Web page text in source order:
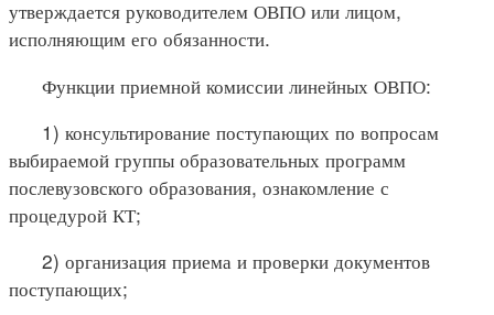
утверждается руководителем ОВПО или лицом,
исполняющим его обязанности.
Функции приемной комиссии линейных ОВПО:
1) консультирование поступающих по вопросам
выбираемой группы образовательных программ
послевузовского образования, ознакомление с
процедурой КТ;
2) организация приема и проверки документов
поступающих;